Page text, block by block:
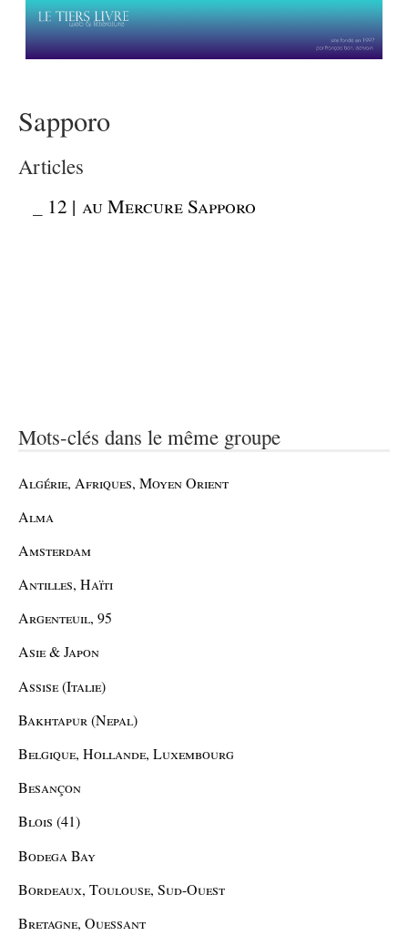
Sapporo
Articles
12 | au Mercure Sapporo
Mots-clés dans le même groupe
Algérie, Afriques, Moyen Orient
Alma
Amsterdam
Antilles, Haïti
Argenteuil, 95
Asie & Japon
Assise (Italie)
Bakhtapur (Nepal)
Belgique, Hollande, Luxembourg
Besançon
Blois (41)
Bodega Bay
Bordeaux, Toulouse, Sud-Ouest
Bretagne, Ouessant